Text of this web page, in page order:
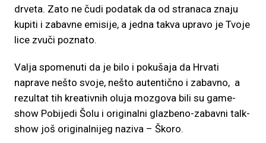
drveta. Zato ne čudi podatak da od stranaca znaju
kupiti i zabavne emisije, a jedna takva upravo je Tvoje
lice zvuči poznato.
Valja spomenuti da je bilo i pokušaja da Hrvati
naprave nešto svoje, nešto autentično i zabavno, a
rezultat tih kreativnih oluja mozgova bili su game-
show Pobijedi Šolu i originalni glazbeno-zabavni talk-
show još originalnijeg naziva – Škoro.